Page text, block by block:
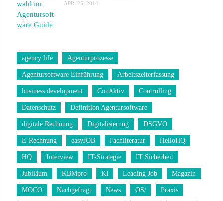
APR. 25, 2014
agency life Agenturprozesse
Agentursoftware Einführung Arbeitszeiterfassung
business development ConAktiv Controlling
Datenschutz Definition Agentursoftware
digitale Rechnung Digitalisierung DSGVO
E-Rechnung easyJOB Fachliteratur HelloHQ
HQ Interview IT-Strategie IT Sicherheit
Jubiläum KBMpro KI Leading Job Magazin
MOCO Nachgefragt News OS/ Praxis